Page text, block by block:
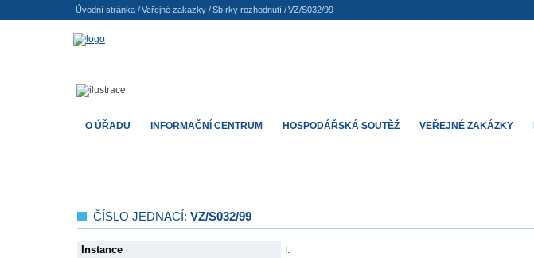
ČÍSLO JEDNACÍ: VZ/S032/99
Instance I.
O ÚŘADU INFORMAČNÍ CENTRUM HOSPODÁŘSKÁ SOUTĚŽ VEŘEJNÉ ZAKÁZKY
Úvodní stránka/ Veřejné zakázky/ Sbírky rozhodnutí/ VZ/S032/99